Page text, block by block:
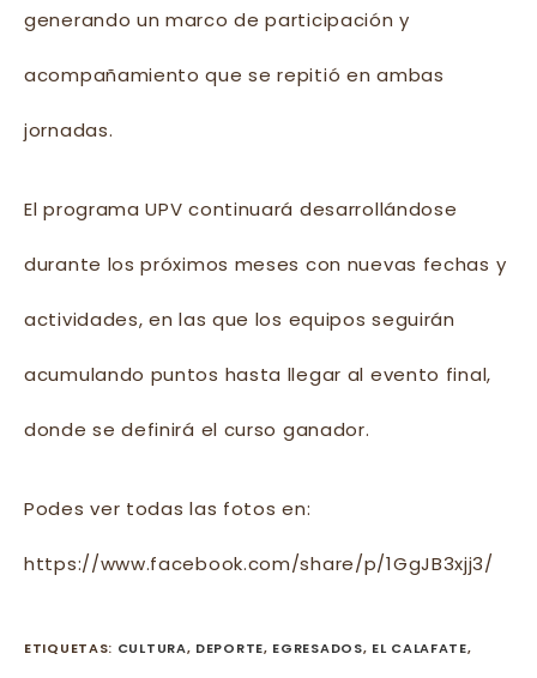
generando un marco de participación y
acompañamiento que se repitió en ambas
jornadas.
El programa UPV continuará desarrollándose
durante los próximos meses con nuevas fechas y
actividades, en las que los equipos seguirán
acumulando puntos hasta llegar al evento final,
donde se definirá el curso ganador.
Podes ver todas las fotos en:
https://www.facebook.com/share/p/1GgJB3xjj3/
ETIQUETAS: CULTURA, DEPORTE, EGRESADOS, EL CALAFATE,